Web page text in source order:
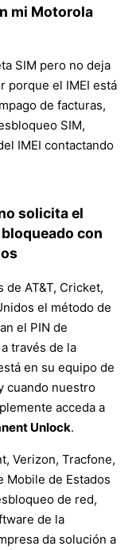
mi Motorola
SIM pero no deja
porque el IMEI está
de facturas,
SIM,
IMEI contactando
solicita el
con
de AT&T, Cricket,
el método de
el PIN de
través de la
en su equipo de
cuando nuestro
acceda a
Unlock.
Verizon, Tracfone,
Mobile de Estados
de red,
de la
da solución a